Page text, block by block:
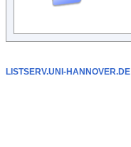
LISTSERV.UNI-HANNOVER.DE